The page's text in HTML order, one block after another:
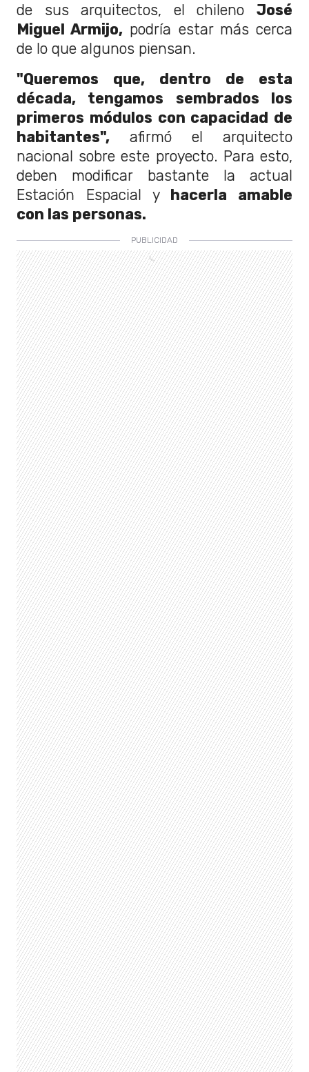
de sus arquitectos, el chileno José
Miguel Armijo, podría estar más cerca
de lo que algunos piensan.
"Queremos que, dentro de esta
década, tengamos sembrados los
primeros módulos con capacidad de
habitantes", afirmó el arquitecto
nacional sobre este proyecto. Para esto,
deben modificar bastante la actual
Estación Espacial yhacerla amable
con las personas.